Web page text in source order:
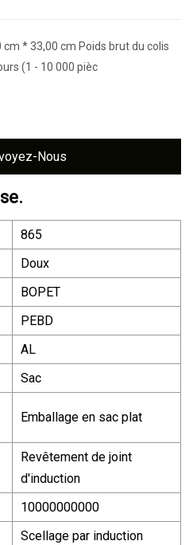
* 33,00 cm Poids brut du colis
(1 - 10 000 pièc
Nous
865
Doux
BOPET
PEBD
AL
Sac
Emballage en sac plat
Revêtement de joint
d'induction
10000000000
Scellage par induction